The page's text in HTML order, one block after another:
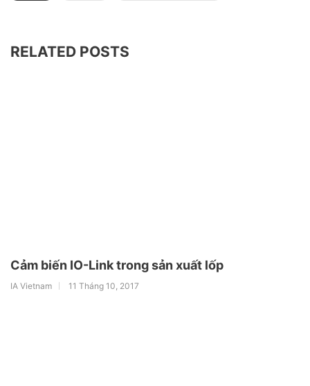
RELATED POSTS
Cảm biến IO-Link trong sản xuất lốp
IA Vietnam 11 Tháng 10, 2017